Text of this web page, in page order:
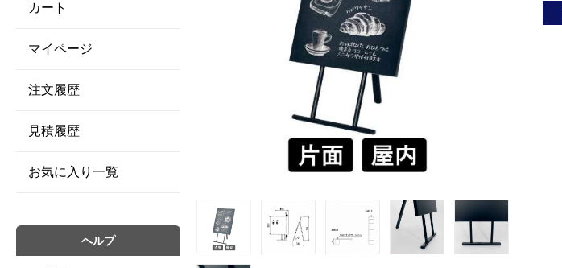
カート
マイページ
注文履歴
見積履歴
お気に入り一覧
ヘルプ